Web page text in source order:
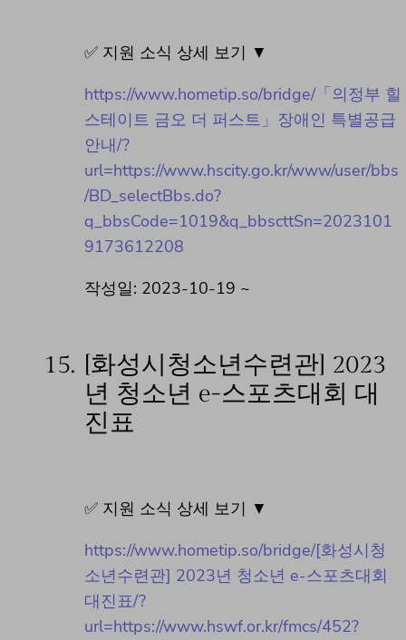
✅ 지원 소식 상세 보기 ▼
https://www.hometip.so/bridge/「의정부 힐
스테이트 금오 더 퍼스트」장애인 특별공급
안내/?
url=https://www.hscity.go.kr/www/user/bbs
/BD_selectBbs.do?
q_bbsCode=1019&q_bbscttSn=2023101
9173612208
작성일: 2023-10-19 ~
15. [화성시청소년수련관] 2023
년 청소년 e-스포츠대회 대
진표
✅ 지원 소식 상세 보기 ▼
https://www.hometip.so/bridge/[화성시청
소년수련관] 2023년 청소년 e-스포츠대회
대진표/?
url=https://www.hswf.or.kr/fmcs/452?